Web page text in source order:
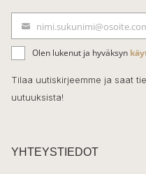
e
b
o
o
k
ä
h
k
t
Olen lukenut ja hyväksyn
Tilaa uutiskirjeemme ja saat
uutuuksista!
YHTEYSTIEDOT